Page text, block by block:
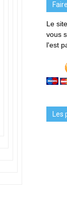
Le
vous
l'est
Les